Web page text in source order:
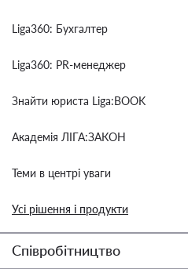
Liga360: Бухгалтер
Liga360: PR-менеджер
Знайти юриста Liga:BOOK
Академія ЛІГА:ЗАКОН
Теми в центрі уваги
Усі рішення і продукти
Співробітництво